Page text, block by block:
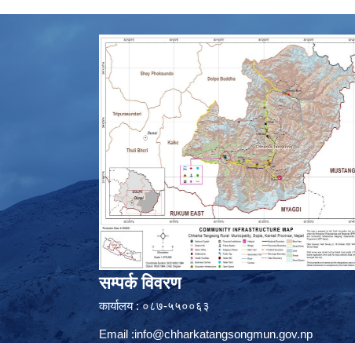
सम्पर्क विवरण
कार्यालय : ०८७-५५००६३
Email :info@chharkatangsongmun.gov.np